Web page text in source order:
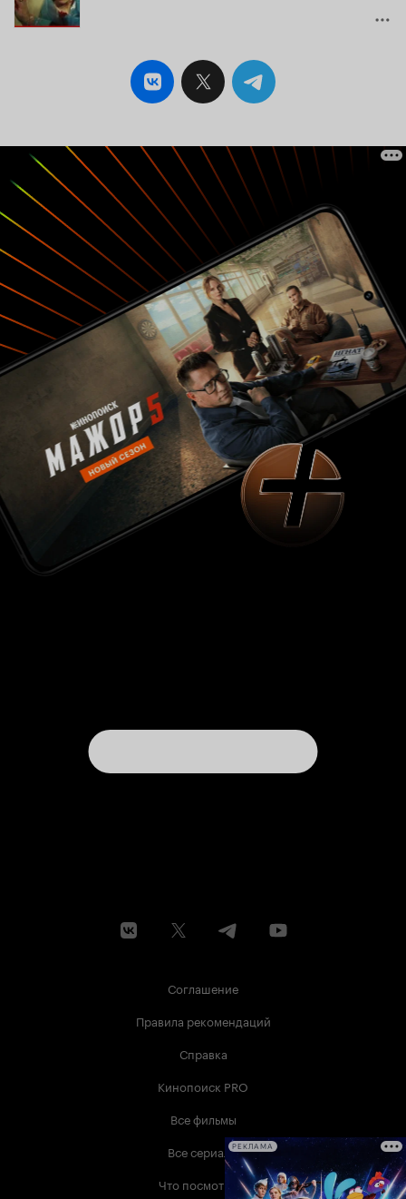
Соглашение
Правила рекомендаций
Справка
Кинопоиск PRO
Все фильмы
Все сериалы
Что посмотреть
РЕКЛАМА